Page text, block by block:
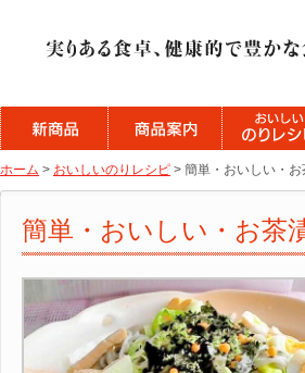
ホーム > おいしいのりレシピ > 簡単・おいしい・
簡単・おいしい・お茶